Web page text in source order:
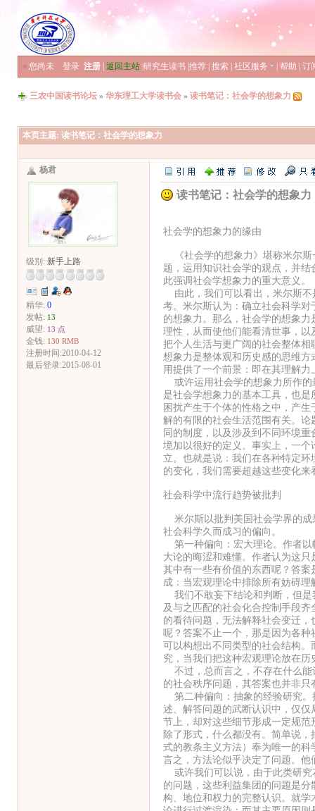
» 您尚未 登录 注册 返回主站 研究生读书 推荐 搜索 社区服务 帮助 订
三农中国读书论坛 » 华东理工大学读书会 » 读书笔记：社会学的想象力
本页主题: 读书笔记：社会学的想象力
杨君
级别: 新手上路
精华: 0
发帖: 13
威望: 13 点
金钱: 130 RMB
注册时间:2010-04-12
最后登录:2015-08-01
读书笔记：社会学的想象力
社会学的想象力的缘由
《社会学的想象力》堪称米尔斯
题，运用知识社会学的观点，并
此强调社会学想象力的重大意义。
由此，我们可以看出，米尔斯不
考。米尔斯认为：确立社会科学
的想象力。那么，社会学的想象
理性，从而使他们能看清世事，
把个人生活与更广阔的社会整体
想象力是整体观和历史感的思维
用提供了一个前景：即在其理解
或许运用社会学的想象力所作的
是社会学想象力的基本工具，也
困扰产生于个体的性格之中，产
解的有限的社会生活范围有关。
同的制度，以及涉及到不同环境
境加以很好的定义。事实上，一
立。也就是说：我们在各种特定
的变化，我们需要超越这些变化来
社会科学中流行趋势被批判
米尔斯以批判美国社会学界的成
社会科学久而成习的偏向。
第一种偏向：宏大理论。作者以
大论的晦涩和难懂。作者认为这
其中有一些有价值的东西呢？答
成：当宏观理论中排除所有妨碍
我们不敢妄下结论和判断，但是
及与之匹配的社会化合控制手段
的看待问题，无法解释社会变迁
呢？答案不止一个，那是因为各
可以构想出不同类型的社会结构
究，当我们把这种宏观理论放在
不过，总而言之，不存在什么能
的社会秩序问题，其答案也并非只
第二种偏向：抽象的经验研究。
述、解答问题的武断认识中，仅
节上，却对这些细节形成一定规
除了形式，什么都没有。简单说
式的教条主义方法）奉为唯一的
言之，方法论似乎决定了问题。
或许我们可以说，由于此类研究
的问题，这些利益集团的问题是
构、地位和权力的完整认识。就